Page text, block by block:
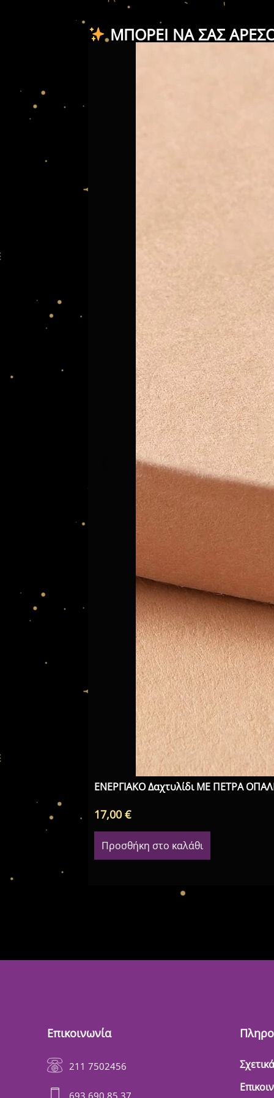
ΜΠΟΡΕΊ ΝΑ ΣΑΣ
ΕΝΕΡΓΙΑΚΟ Δαχτυλίδι ΜΕ ΠΕΤΡΑ
17,00€
Προσθήκη στο καλάθι
Επικοινωνία
211 7502456
693 690 85 37